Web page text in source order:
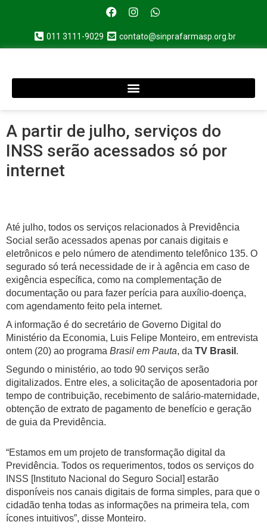
011 3111-9029 contato@sinprafarmasp.org.br
A partir de julho, serviços do
INSS serão acessados só por
internet
Até julho, todos os serviços relacionados à Previdência
Social serão acessados apenas por canais digitais e
eletrônicos e pelo número de atendimento telefônico 135. O
segurado só terá necessidade de ir à agência em caso de
exigência específica, como na complementação de
documentação ou para fazer perícia para auxílio-doença,
com agendamento feito pela internet.
A informação é do secretário de Governo Digital do
Ministério da Economia, Luis Felipe Monteiro, em entrevista
ontem (20) ao programa Brasil em Pauta, da TV Brasil .
Segundo o ministério, ao todo 90 serviços serão
digitalizados. Entre eles, a solicitação de aposentadoria por
tempo de contribuição, recebimento de salário-maternidade,
obtenção de extrato de pagamento de benefício e geração
de guia da Previdência.
“Estamos em um projeto de transformação digital da
Previdência. Todos os requerimentos, todos os serviços do
INSS [Instituto Nacional do Seguro Social] estarão
disponíveis nos canais digitais de forma simples, para que o
cidadão tenha todas as informações na primeira tela, com
ícones intuitivos”, disse Monteiro.